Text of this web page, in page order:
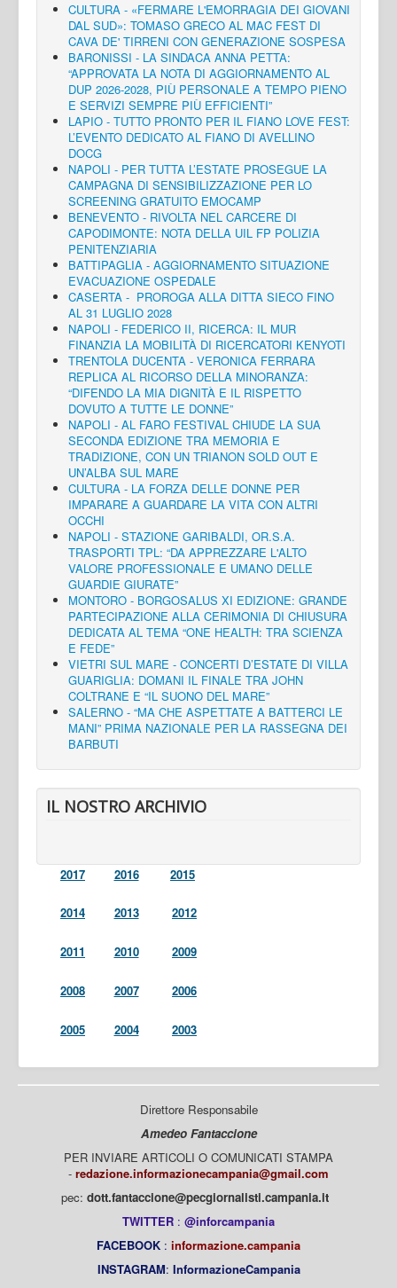
CULTURA - «FERMARE L'EMORRAGIA DEI GIOVANI
DAL SUD»: TOMASO GRECO AL MAC FEST DI
CAVA DE' TIRRENI CON GENERAZIONE SOSPESA
BARONISSI - LA SINDACA ANNA PETTA:
“APPROVATA LA NOTA DI AGGIORNAMENTO AL
DUP 2026-2028, PIÙ PERSONALE A TEMPO PIENO
E SERVIZI SEMPRE PIÙ EFFICIENTI”
LAPIO - TUTTO PRONTO PER IL FIANO LOVE FEST:
L’EVENTO DEDICATO AL FIANO DI AVELLINO
DOCG
NAPOLI - PER TUTTA L’ESTATE PROSEGUE LA
CAMPAGNA DI SENSIBILIZZAZIONE PER LO
SCREENING GRATUITO EMOCAMP
BENEVENTO - RIVOLTA NEL CARCERE DI
CAPODIMONTE: NOTA DELLA UIL FP POLIZIA
PENITENZIARIA
BATTIPAGLIA - AGGIORNAMENTO SITUAZIONE
EVACUAZIONE OSPEDALE
CASERTA - PROROGA ALLA DITTA SIECO FINO
AL 31 LUGLIO 2028
NAPOLI - FEDERICO II, RICERCA: IL MUR
FINANZIA LA MOBILITÀ DI RICERCATORI KENYOTI
TRENTOLA DUCENTA - VERONICA FERRARA
REPLICA AL RICORSO DELLA MINORANZA:
“DIFENDO LA MIA DIGNITÀ E IL RISPETTO
DOVUTO A TUTTE LE DONNE”
NAPOLI - AL FARO FESTIVAL CHIUDE LA SUA
SECONDA EDIZIONE TRA MEMORIA E
TRADIZIONE, CON UN TRIANON SOLD OUT E
UN’ALBA SUL MARE
CULTURA - LA FORZA DELLE DONNE PER
IMPARARE A GUARDARE LA VITA CON ALTRI
OCCHI
NAPOLI - STAZIONE GARIBALDI, OR.S.A.
TRASPORTI TPL: “DA APPREZZARE L'ALTO
VALORE PROFESSIONALE E UMANO DELLE
GUARDIE GIURATE”
MONTORO - BORGOSALUS XI EDIZIONE: GRANDE
PARTECIPAZIONE ALLA CERIMONIA DI CHIUSURA
DEDICATA AL TEMA “ONE HEALTH: TRA SCIENZA
E FEDE”
VIETRI SUL MARE - CONCERTI D’ESTATE DI VILLA
GUARIGLIA: DOMANI IL FINALE TRA JOHN
COLTRANE E “IL SUONO DEL MARE”
SALERNO - “MA CHE ASPETTATE A BATTERCI LE
MANI” PRIMA NAZIONALE PER LA RASSEGNA DEI
BARBUTI
IL NOSTRO ARCHIVIO
2017 2016 2015
2014 2013 2012
2011 2010 2009
2008 2007 2006
2005 2004 2003
Direttore Responsabile
Amedeo Fantaccione
PER INVIARE ARTICOLI O COMUNICATI STAMPA
- redazione.informazionecampania@gmail.com
pec: dott.fantaccione@pecgiornalisti.campania.it
TWITTER : @inforcampania
FACEBOOK : informazione.campania
INSTAGRAM: InformazioneCampania